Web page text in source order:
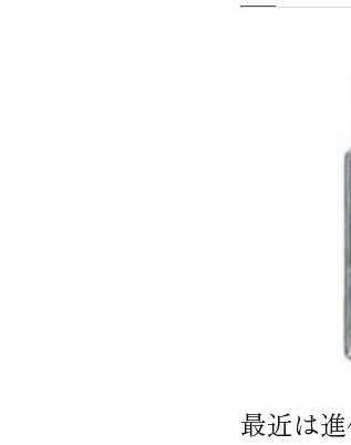
ホームオーナー様が集
近代ホーム公式LINE
最近は